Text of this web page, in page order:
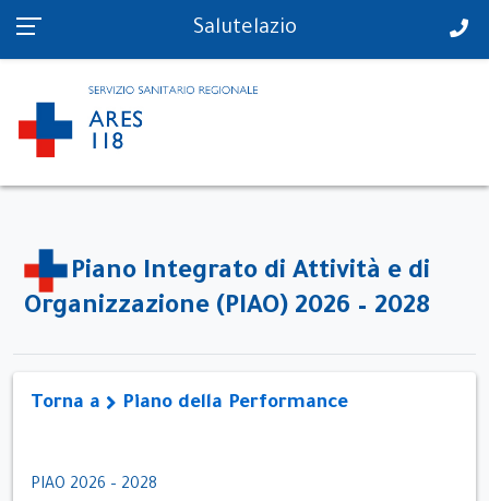
PS in tempo reale Salutelazio
Piano Integrato di Attività e di
Organizzazione (PIAO) 2026 – 2028
Torna a Piano della Performance
PIAO 2026 – 2028